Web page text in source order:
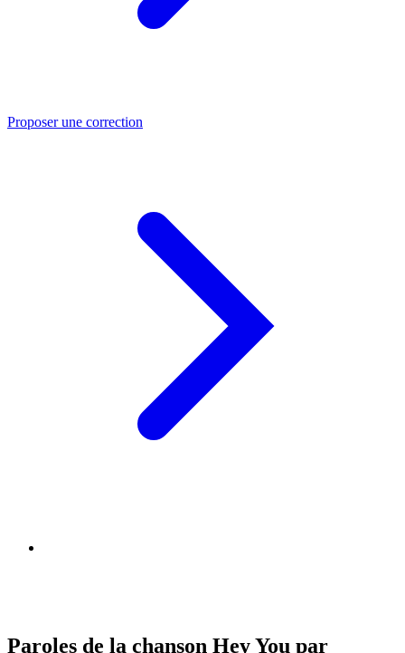
Proposer une correction
Paroles de la chanson Hey You par